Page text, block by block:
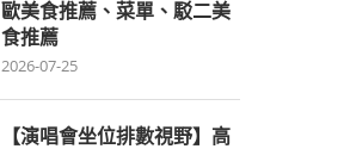
歐美食推薦、菜單、駁二美
食推薦
2026-07-25
【演唱會坐位排數視野】高